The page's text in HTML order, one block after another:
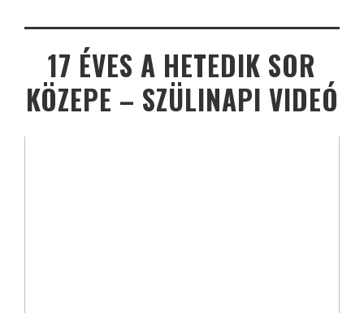
17 ÉVES A HETEDIK SOR
KÖZEPE – SZÜLINAPI VIDEÓ